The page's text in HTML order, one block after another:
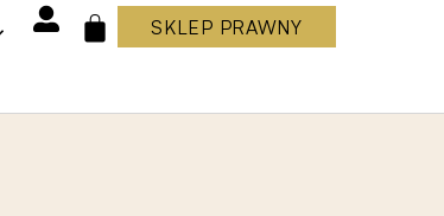
SKLEP PRAWNY